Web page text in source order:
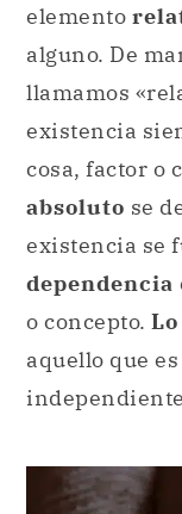
elemento
alguno. De
llamamos
existencia
cosa, factor o
absoluto se
existencia se
dependencia
o concepto.
aquello que